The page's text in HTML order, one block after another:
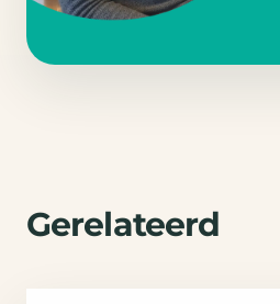
Gerelateerd